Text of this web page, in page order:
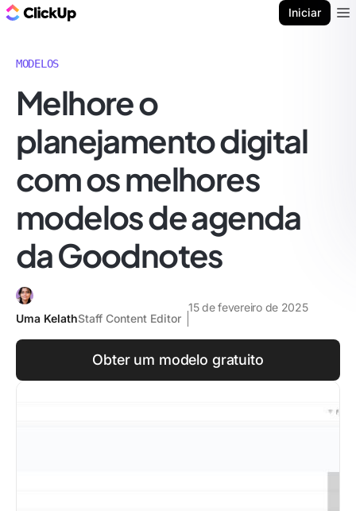
Iniciar
MODELOS
Melhore o
planejamento digital
com os melhores
modelos de agenda
da Goodnotes
Uma KelathStaff Content Editor
15 de fevereiro de 2025
Obter um modelo gratuito